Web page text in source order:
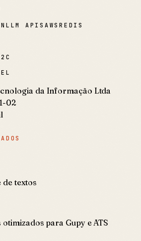
LLM APIS AWSREDIS
da Informação Ltda
02
textos
para Gupy e ATS